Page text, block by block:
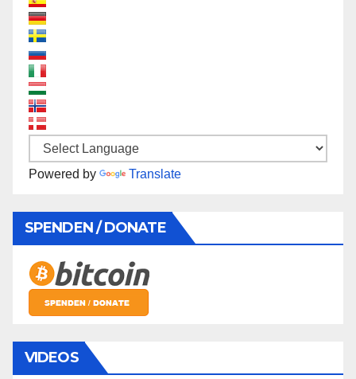
Powered by Translate
SPENDEN / DONATE
VIDEOS